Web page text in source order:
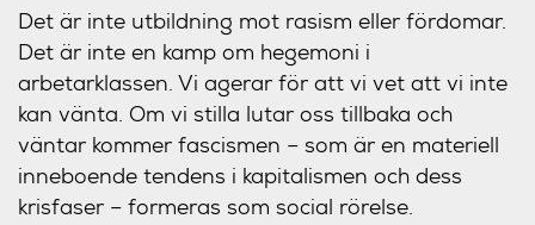
Det är inte utbildning mot rasism eller fördomar.
Det är inte en kamp om hegemoni i
arbetarklassen. Vi agerar för att vi vet att vi inte
kan vänta. Om vi stilla lutar oss tillbaka och
väntar kommer fascismen – som är en materiell
inneboende tendens i kapitalismen och dess
krisfaser – formeras som social rörelse.